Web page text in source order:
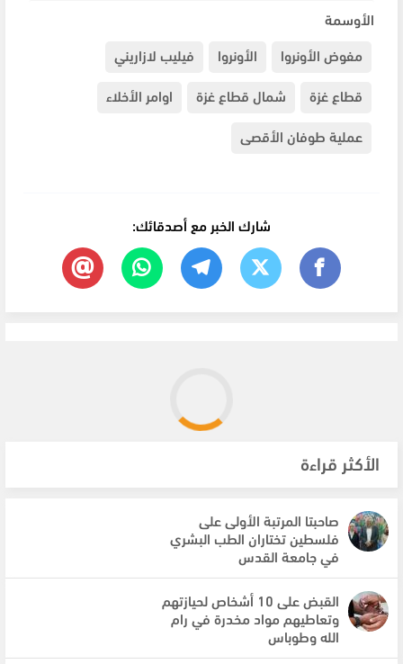
الأوسمة
مفوض الأونروا
الأونروا
فيليب لازاريني
قطاع غزة
شمال قطاع غزة
اوامر الأخلاء
عملية طوفان الأقصى
شارك الخبر مع أصدقائك:
الأكثر قراءة
صاحبتا المرتبة الأولى على
فلسطين تختاران الطب البشري
في جامعة القدس
القبض على 10 أشخاص لحيازتهم
وتعاطيهم مواد مخدرة في رام
الله وطوباس